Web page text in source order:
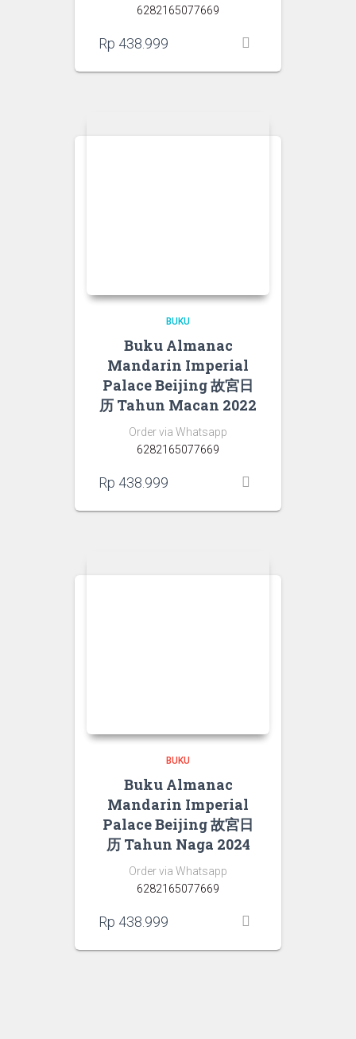
6282165077669
Rp 438.999
BUKU
Buku Almanac
Mandarin Imperial
Palace Beijing 故宮日
历 Tahun Macan 2022
Order via Whatsapp
6282165077669
Rp 438.999
BUKU
Buku Almanac
Mandarin Imperial
Palace Beijing 故宮日
历 Tahun Naga 2024
Order via Whatsapp
6282165077669
Rp 438.999